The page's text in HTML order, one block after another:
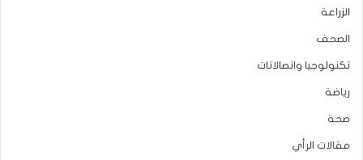
الزراعة
الصحف
تكنولوجيا واتصالاتات
رياضة
صحة
مقالات الرأي